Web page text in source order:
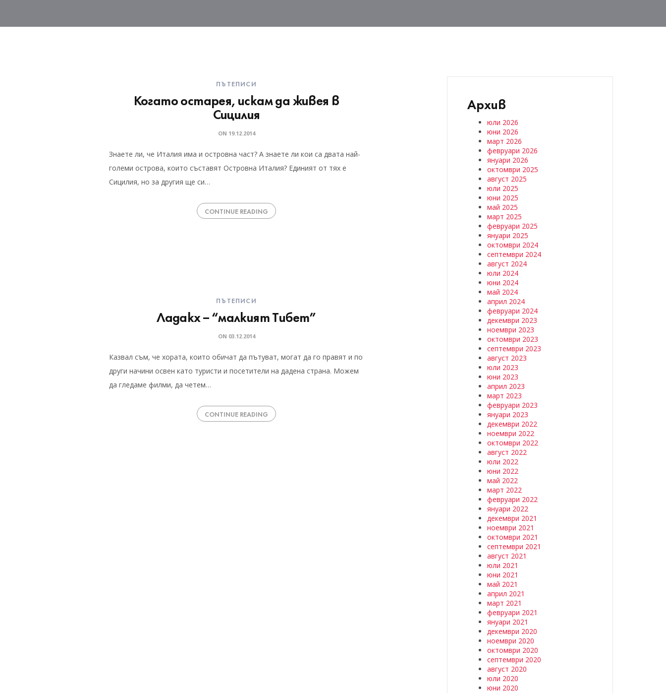
ПЪТЕПИСИ
Когато остарея, искам да живея в
Сицилия
ON 19.12.2014
Знаете ли, че Италия има и островна част? А знаете ли кои са двата най-
големи острова, които съставят Островна Италия? Единият от тях е
Сицилия, но за другия ще си…
CONTINUE READING
ПЪТЕПИСИ
Ладакх – “малкият Тибет”
ON 03.12.2014
Казвал съм, че хората, които обичат да пътуват, могат да го правят и по
други начини освен като туристи и посетители на дадена страна. Можем
да гледаме филми, да четем…
CONTINUE READING
Архив
юли 2026
юни 2026
март 2026
февруари 2026
януари 2026
октомври 2025
август 2025
юли 2025
юни 2025
май 2025
март 2025
февруари 2025
януари 2025
октомври 2024
септември 2024
август 2024
юли 2024
юни 2024
май 2024
април 2024
февруари 2024
декември 2023
ноември 2023
октомври 2023
септември 2023
август 2023
юли 2023
юни 2023
април 2023
март 2023
февруари 2023
януари 2023
декември 2022
ноември 2022
октомври 2022
август 2022
юли 2022
юни 2022
май 2022
март 2022
февруари 2022
януари 2022
декември 2021
ноември 2021
октомври 2021
септември 2021
август 2021
юли 2021
юни 2021
май 2021
април 2021
март 2021
февруари 2021
януари 2021
декември 2020
ноември 2020
октомври 2020
септември 2020
август 2020
юли 2020
юни 2020